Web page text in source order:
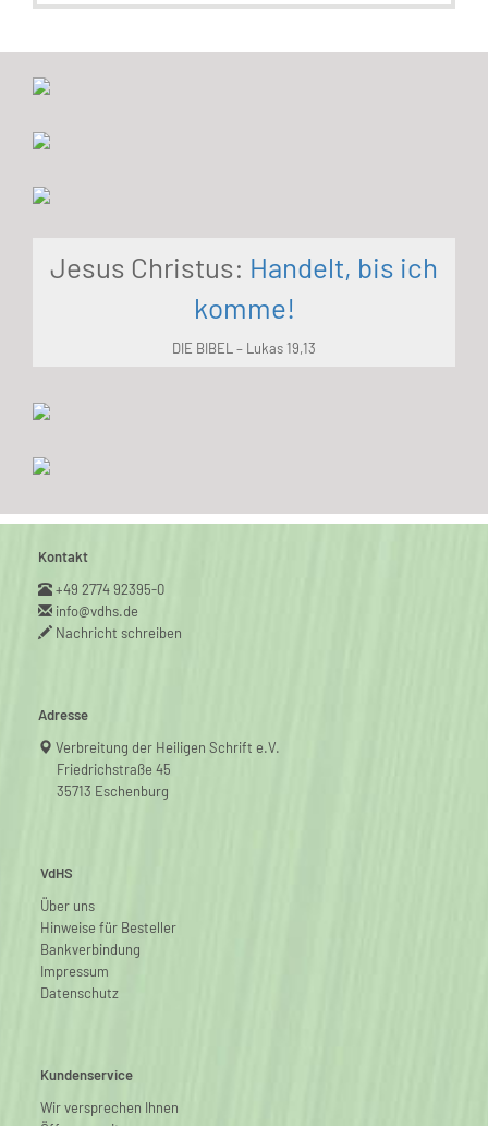
Jesus Christus: Handelt, bis ich
komme!
DIE BIBEL – Lukas 19,13
Kontakt
+49 2774 92395-0
info@vdhs.de
Nachricht schreiben
Adresse
Verbreitung der Heiligen Schrift e.V.
Friedrichstraße 45
35713 Eschenburg
VdHS
Über uns
Hinweise für Besteller
Bankverbindung
Impressum
Datenschutz
Kundenservice
Wir versprechen Ihnen